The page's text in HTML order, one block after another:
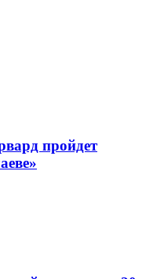
пройдет